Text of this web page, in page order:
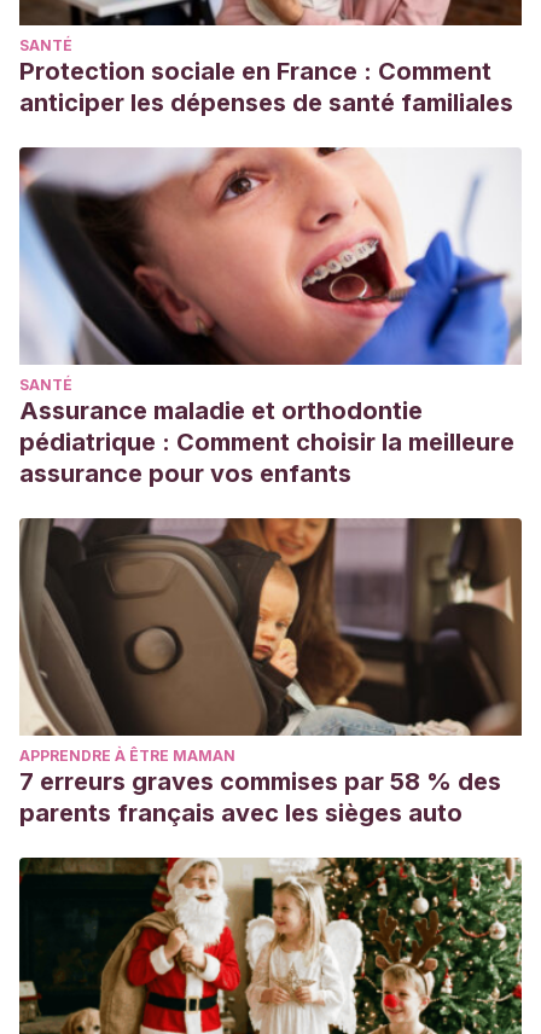
SANTÉ
Protection sociale en France : Comment
anticiper les dépenses de santé familiales
SANTÉ
Assurance maladie et orthodontie
pédiatrique : Comment choisir la meilleure
assurance pour vos enfants
APPRENDRE À ÊTRE MAMAN
7 erreurs graves commises par 58 % des
parents français avec les sièges auto